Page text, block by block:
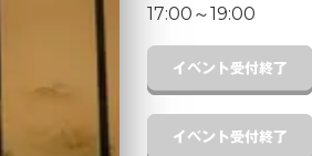
17:00 ～19:00